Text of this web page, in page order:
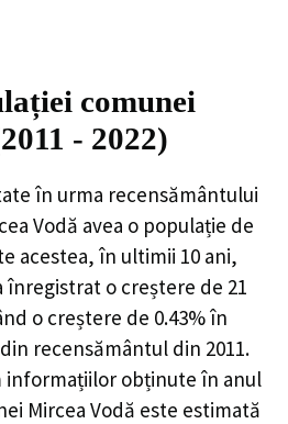
comunei
- 2022)
în urma recensământului
Vodă avea o populație de
acestea, în ultimii 10 ani,
înregistrat o creștere de 21
o creștere de 0.43%în
recensământul din 2011.
informațiilor obținute în anul
Mircea Vodă este estimată